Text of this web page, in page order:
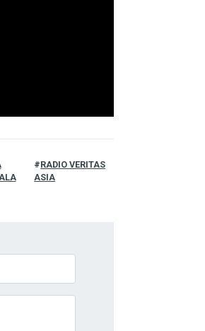
RADIO VERITAS
ASIA